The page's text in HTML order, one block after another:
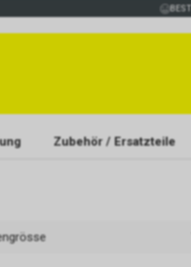
Zubehör / Ersatzteile